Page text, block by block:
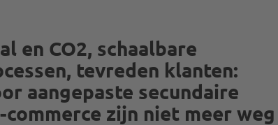
en CO2, schaalbare
tevreden klanten:
aangepaste secundaire
zijn niet meer